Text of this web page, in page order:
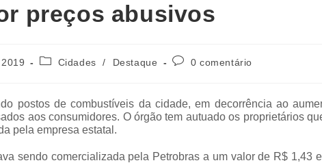
preços abusivos
Cidades / Destaque 0 comentário
postos de combustíveis da cidade, em decorrência ao
aos consumidores. O órgão tem autuado os proprietários
pela empresa estatal.
sendo comercializada pela Petrobras a um valor de R$ 1,43